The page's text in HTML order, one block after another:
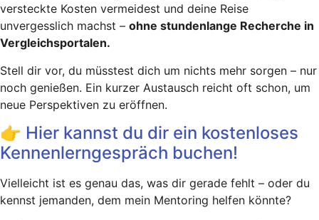
versteckte Kosten vermeidest und deine Reise
unvergesslich machst – ohne stundenlange Recherche in
Vergleichsportalen.
Stell dir vor, du müsstest dich um nichts mehr sorgen – nur
noch genießen. Ein kurzer Austausch reicht oft schon, um
neue Perspektiven zu eröffnen.
👉 Hier kannst du dir ein kostenloses
Kennenlerngespräch buchen!
Vielleicht ist es genau das, was dir gerade fehlt – oder du
kennst jemanden, dem mein Mentoring helfen könnte?